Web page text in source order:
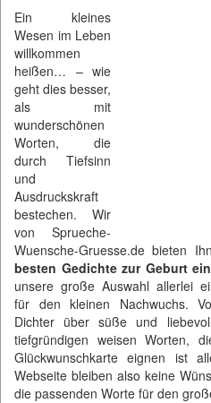
Ein kleines
Wesen im Leben
willkommen
heißen… – wie
geht dies besser,
als mit
wunderschönen
Worten, die
durch Tiefsinn
und
Ausdruckskraft
bestechen. Wir
von Sprueche-
Wuensche-Gruesse.de bieten
besten Gedichte zur Geburt
unsere große Auswahl allerlei
für den kleinen Nachwuchs.
Dichter über süße und
tiefgründigen weisen Worten,
Glückwunschkarte eignen ist
Webseite bleiben also keine
die passenden Worte für den